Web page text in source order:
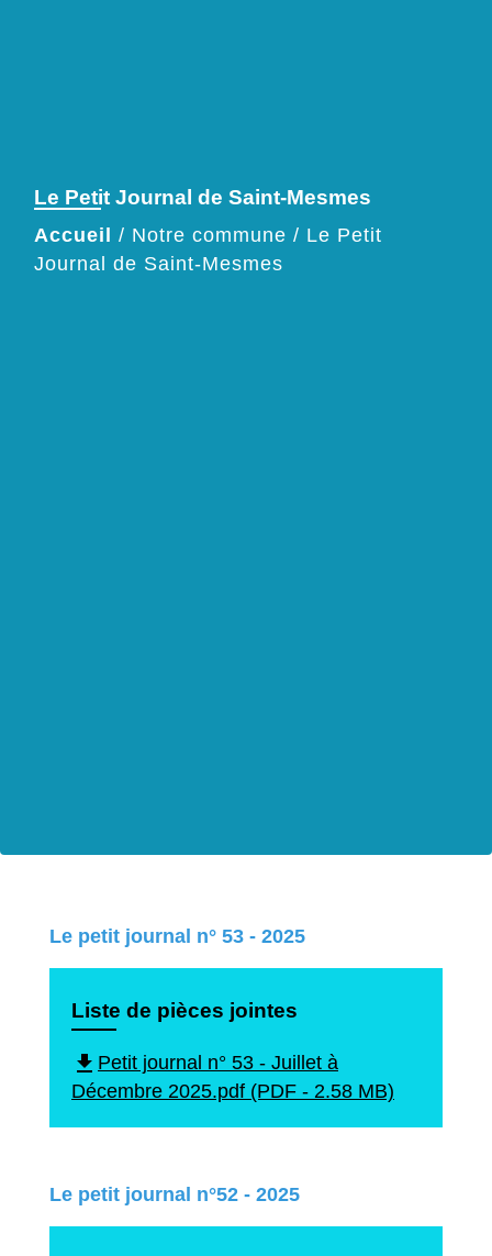
Le Petit Journal de Saint-Mesmes
Accueil / Notre commune / Le Petit
Journal de Saint-Mesmes
Le petit journal n° 53 - 2025
Liste de pièces jointes
file_download Petit journal n° 53 - Juillet à
Décembre 2025.pdf (PDF - 2.58 MB)
Le petit journal n°52 - 2025